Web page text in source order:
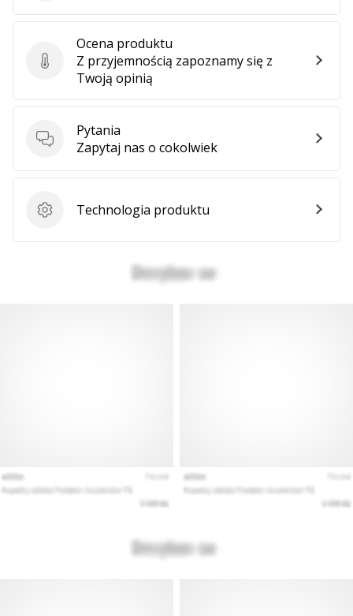
Ocena produktu
Ocena produktu
Z przyjemnością zapoznamy się z
Twoją opinią
Pytania
Pytania
Zapytaj nas o cokolwiek
Technologia produktu
Technologia produktu